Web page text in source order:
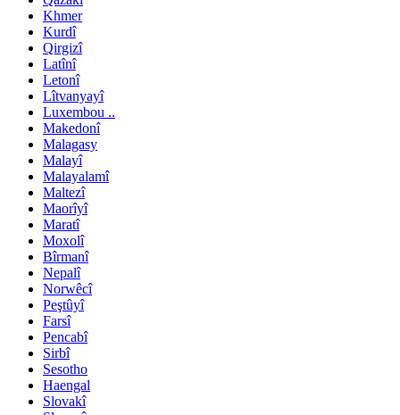
Khmer
Kurdî
Qirgizî
Latînî
Letonî
Lîtvanyayî
Luxembou ..
Makedonî
Malagasy
Malayî
Malayalamî
Maltezî
Maorîyî
Maratî
Moxolî
Bîrmanî
Nepalî
Norwêcî
Peştûyî
Farsî
Pencabî
Sirbî
Sesotho
Haengal
Slovakî